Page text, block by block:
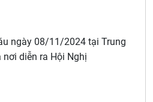
ngày 08/11/2024 tại Trung
nơi diễn ra Hội Nghị